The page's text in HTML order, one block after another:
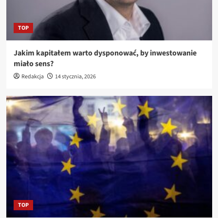
TOP
Jakim kapitałem warto dysponować, by inwestowanie
miało sens?
Redakcja 14 stycznia, 2026
TOP